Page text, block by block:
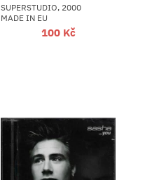
SUPERSTUDIO, 2000
MADE IN EU
100 Kč